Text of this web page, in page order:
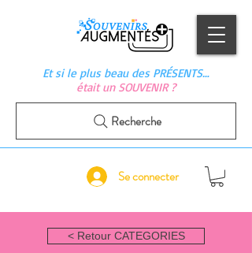
Et si le plus beau des PRÉSENTS…
était un SOUVENIR ?
Se connecter
Recherche
< Retour CATEGORIES